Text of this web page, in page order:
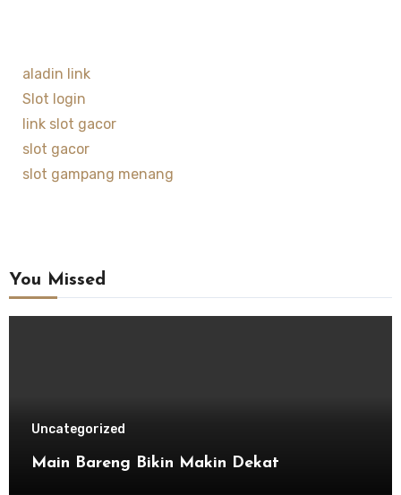
aladin link
Slot login
link slot gacor
slot gacor
slot gampang menang
You Missed
Uncategorized
Main Bareng Bikin Makin Dekat